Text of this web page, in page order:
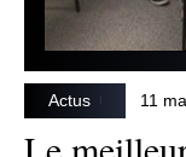
Actus 11